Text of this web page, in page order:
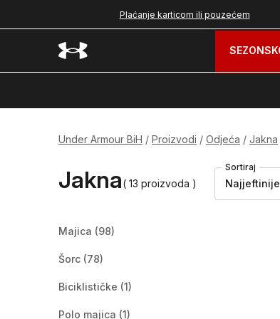
Plaćanje karticom ili pouzećem
Under Armour BiH Proizvodi Odjeća Jakna
Jakna( 13 proizvoda )
Sortiraj
Najjeftinije
Majica (98)
Šorc (78)
Biciklističke (1)
Polo majica (1)